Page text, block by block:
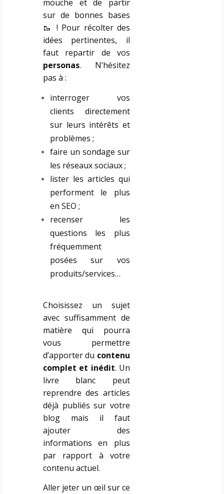
mouche et de partir
sur de bonnes bases
🥾 ! Pour récolter des
idées pertinentes, il
faut repartir de vos
personas. N’hésitez
pas à :
interroger vos
clients directement
sur leurs intérêts et
problèmes ;
faire un sondage sur
les réseaux sociaux ;
lister les articles qui
performent le plus
en SEO ;
recenser les
questions les plus
fréquemment
posées sur vos
produits/services…
Choisissez un sujet
avec suffisamment de
matière qui pourra
vous permettre
d’apporter du contenu
complet et inédit. Un
livre blanc peut
reprendre des articles
déjà publiés sur votre
blog mais il faut
ajouter des
informations en plus
par rapport à votre
contenu actuel.
Aller jeter un œil sur ce